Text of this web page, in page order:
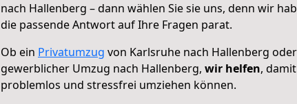
nach Hallenberg – dann wählen Sie sie uns, denn wir
die passende Antwort auf Ihre Fragen parat.
Ob ein Privatumzug von Karlsruhe nach Hallenberg
gewerblicher Umzug nach Hallenberg, wir helfen,
problemlos und stressfrei umziehen können.